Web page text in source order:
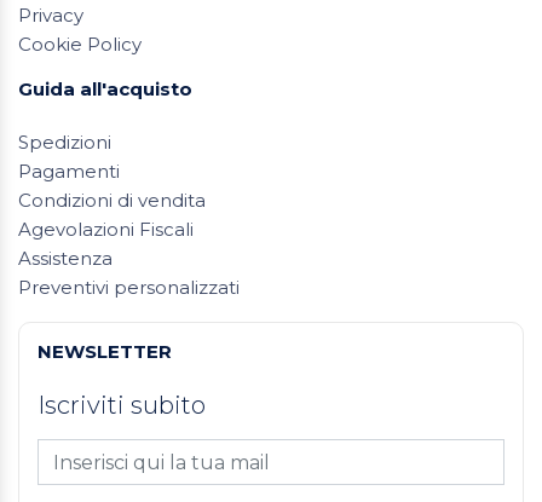
Privacy
Cookie Policy
Guida all'acquisto
Spedizioni
Pagamenti
Condizioni di vendita
Agevolazioni Fiscali
Assistenza
Preventivi personalizzati
NEWSLETTER
Iscriviti subito